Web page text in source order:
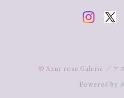
© Azur rose Galerie ／ アズ
Powered by